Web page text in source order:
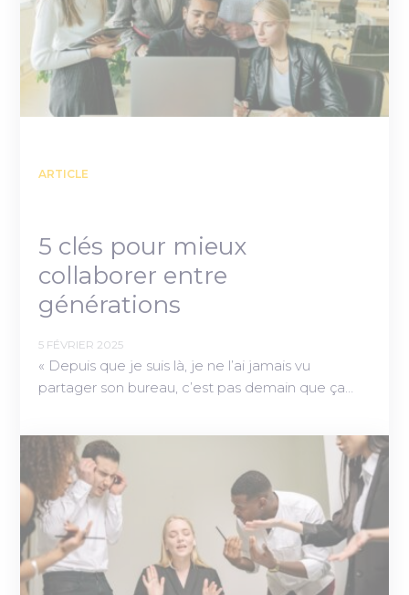
ARTICLE
5 clés pour mieux
collaborer entre
générations
5 FÉVRIER 2025
« Depuis que je suis là, je ne l’ai jamais vu
partager son bureau, c’est pas demain que ça…